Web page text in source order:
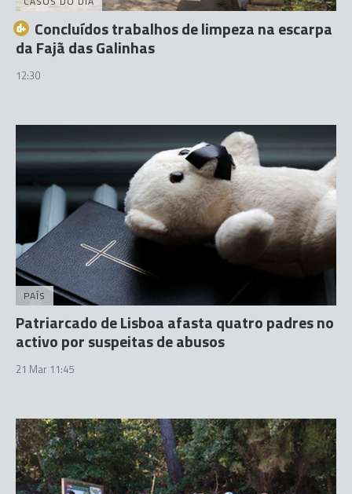
Concluídos trabalhos de limpeza na escarpa
da Fajã das Galinhas
12:30
PAÍS
Patriarcado de Lisboa afasta quatro padres no
activo por suspeitas de abusos
21 Mar 11:45